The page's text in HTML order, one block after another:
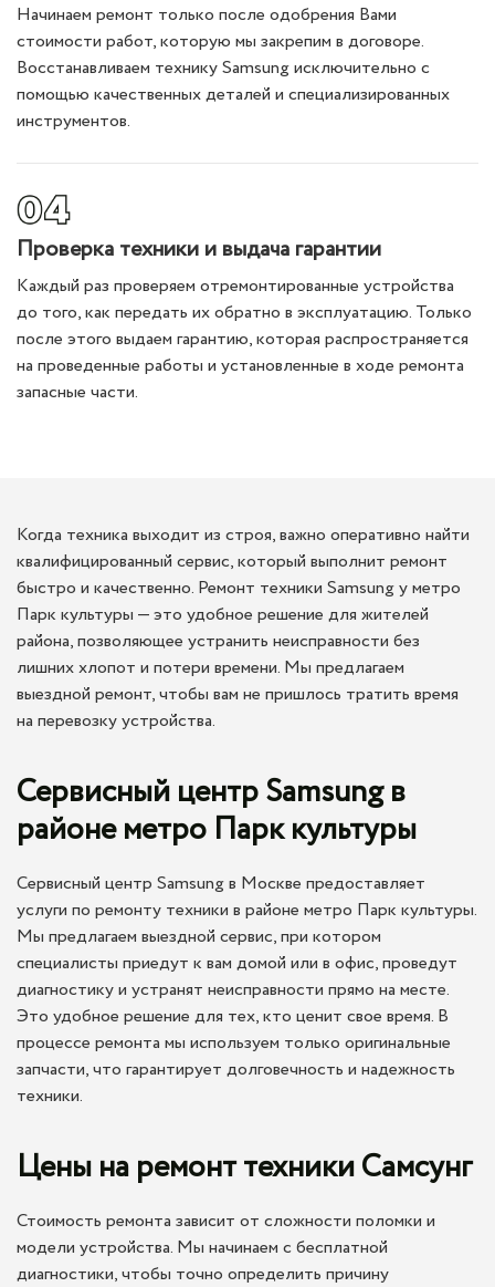
Начинаем ремонт только после одобрения Вами
стоимости работ, которую мы закрепим в договоре.
Восстанавливаем технику Samsung исключительно с
помощью качественных деталей и специализированных
инструментов.
Проверка техники и выдача гарантии
Каждый раз проверяем отремонтированные устройства
до того, как передать их обратно в эксплуатацию. Только
после этого выдаем гарантию, которая распространяется
на проведенные работы и установленные в ходе ремонта
запасные части.
Когда техника выходит из строя, важно оперативно найти
квалифицированный сервис, который выполнит ремонт
быстро и качественно. Ремонт техники Samsung у метро
Парк культуры — это удобное решение для жителей
района, позволяющее устранить неисправности без
лишних хлопот и потери времени. Мы предлагаем
выездной ремонт, чтобы вам не пришлось тратить время
на перевозку устройства.
Сервисный центр Samsung в
районе метро Парк культуры
Сервисный центр Samsung в Москве предоставляет
услуги по ремонту техники в районе метро Парк культуры.
Мы предлагаем выездной сервис, при котором
специалисты приедут к вам домой или в офис, проведут
диагностику и устранят неисправности прямо на месте.
Это удобное решение для тех, кто ценит свое время. В
процессе ремонта мы используем только оригинальные
запчасти, что гарантирует долговечность и надежность
техники.
Цены на ремонт техники Самсунг
Стоимость ремонта зависит от сложности поломки и
модели устройства. Мы начинаем с бесплатной
диагностики, чтобы точно определить причину